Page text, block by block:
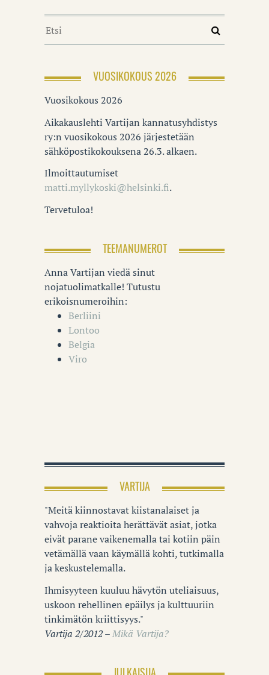
VUOSIKOKOUS 2026
Vuosikokous 2026
Aikakauslehti Vartijan kannatusyhdistys
ry:n vuosikokous 2026 järjestetään
sähköpostikokouksena 26.3. alkaen.
Ilmoittautumiset
matti.myllykoski@helsinki.fi.
Tervetuloa!
TEEMANUMEROT
Anna Vartijan viedä sinut
nojatuolimatkalle! Tutustu
erikoisnumeroihin:
Berliini
Lontoo
Belgia
Viro
VARTIJA
"Meitä kiinnostavat kiistanalaiset ja
vahvoja reaktioita herättävät asiat, jotka
eivät parane vaikenemalla tai kotiin päin
vetämällä vaan käymällä kohti, tutkimalla
ja keskustelemalla.
Ihmisyyteen kuuluu hävytön uteliaisuus,
uskoon rehellinen epäilys ja kulttuuriin
tinkimätön kriittisyys."
Vartija 2/2012 –Mikä Vartija?
JULKAISIJA